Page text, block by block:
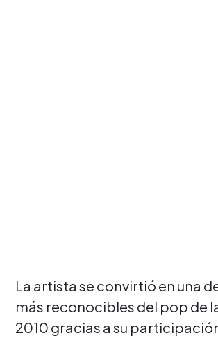
La artista se convirtió en una
más reconocibles del pop de
2010 gracias a su